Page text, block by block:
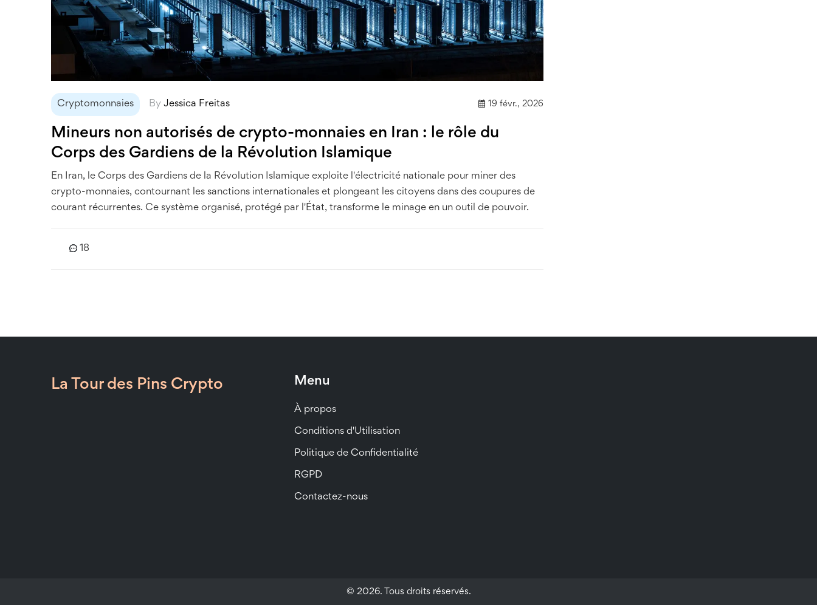
Cryptomonnaies By Jessica Freitas 19 févr., 2026
Mineurs non autorisés de crypto-monnaies en Iran : le rôle du
Corps des Gardiens de la Révolution Islamique
En Iran, le Corps des Gardiens de la Révolution Islamique exploite l'électricité nationale pour miner des
crypto-monnaies, contournant les sanctions internationales et plongeant les citoyens dans des coupures de
courant récurrentes. Ce système organisé, protégé par l'État, transforme le minage en un outil de pouvoir.
18
La Tour des Pins Crypto Menu
À propos
Conditions d'Utilisation
Politique de Confidentialité
RGPD
Contactez-nous
© 2026. Tous droits réservés.